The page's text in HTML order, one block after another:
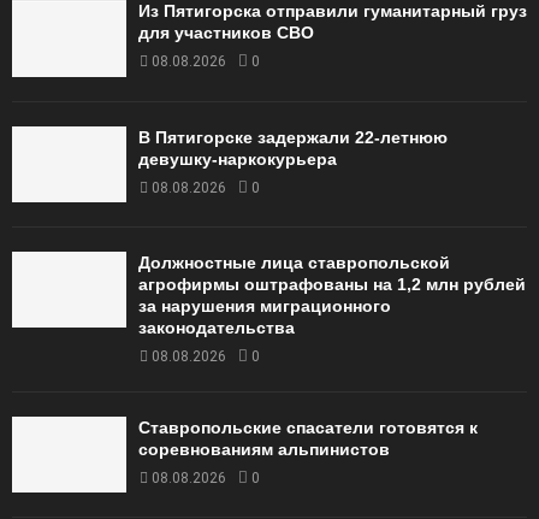
Из Пятигорска отправили гуманитарный груз
для участников СВО
08.08.2026 0
В Пятигорске задержали 22-летнюю
девушку-наркокурьера
08.08.2026 0
Должностные лица ставропольской
агрофирмы оштрафованы на 1,2 млн рублей
за нарушения миграционного
законодательства
08.08.2026 0
Ставропольские спасатели готовятся к
соревнованиям альпинистов
08.08.2026 0